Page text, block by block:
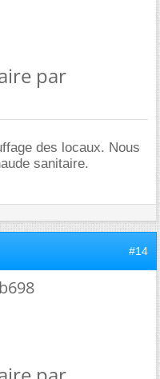
par
des locaux. Nous
sanitaire.
#14